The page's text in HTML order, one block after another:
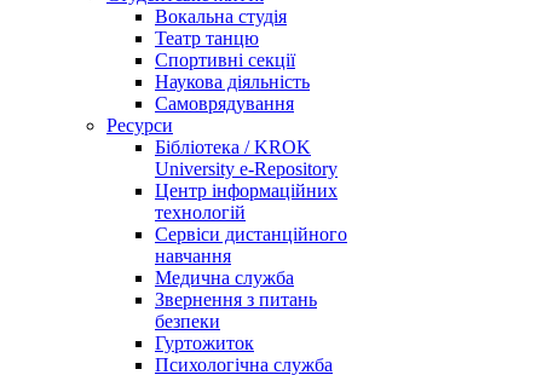
Вокальна студія
Театр танцю
Спортивні секції
Наукова діяльність
Самоврядування
Ресурси
Бібліотека / KROK
University e-Repository
Центр інформаційних
технологій
Сервіси дистанційного
навчання
Медична служба
Звернення з питань
безпеки
Гуртожиток
Психологічна служба